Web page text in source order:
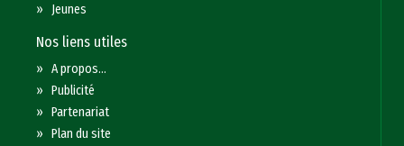
» Jeunes
Nos liens utiles
»A propos...
»Publicité
»Partenariat
»Plan du site